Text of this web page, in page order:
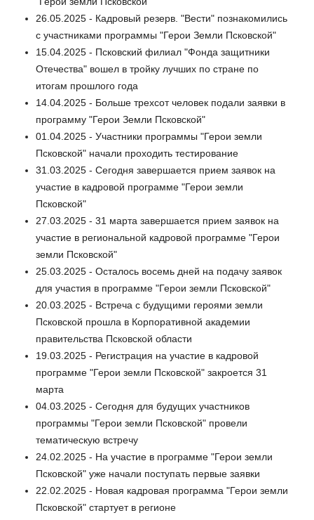
26.05.2025 - Кадровый резерв. "Вести" познакомились
с участниками программы "Герои Земли Псковской"
15.04.2025 - Псковский филиал "Фонда защитники
Отечества" вошел в тройку лучших по стране по
итогам прошлого года
14.04.2025 - Больше трехсот человек подали заявки в
программу "Герои Земли Псковской"
01.04.2025 - Участники программы "Герои земли
Псковской" начали проходить тестирование
31.03.2025 - Сегодня завершается прием заявок на
участие в кадровой программе "Герои земли
Псковской"
27.03.2025 - 31 марта завершается прием заявок на
участие в региональной кадровой программе "Герои
земли Псковской"
25.03.2025 - Осталось восемь дней на подачу заявок
для участия в программе "Герои земли Псковской"
20.03.2025 - Встреча с будущими героями земли
Псковской прошла в Корпоративной академии
правительства Псковской области
19.03.2025 - Регистрация на участие в кадровой
программе "Герои земли Псковской" закроется 31
марта
04.03.2025 - Сегодня для будущих участников
программы "Герои земли Псковской" провели
тематическую встречу
24.02.2025 - На участие в программе "Герои земли
Псковской" уже начали поступать первые заявки
22.02.2025 - Новая кадровая программа "Герои земли
Псковской" стартует в регионе